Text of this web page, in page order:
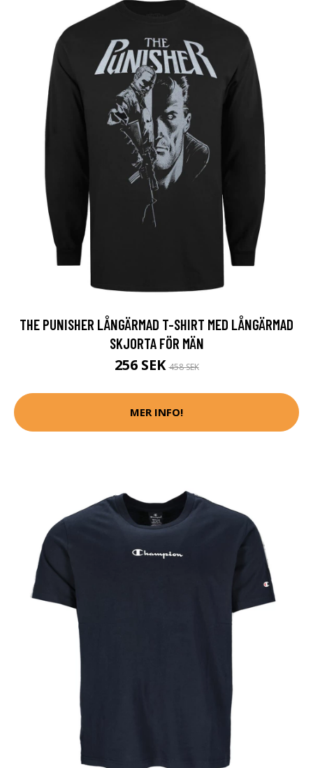
THE PUNISHER LÅNGÄRMAD T-SHIRT MED LÅNGÄRMAD
SKJORTA FÖR MÄN
256 SEK458 SEK
MER INFO!